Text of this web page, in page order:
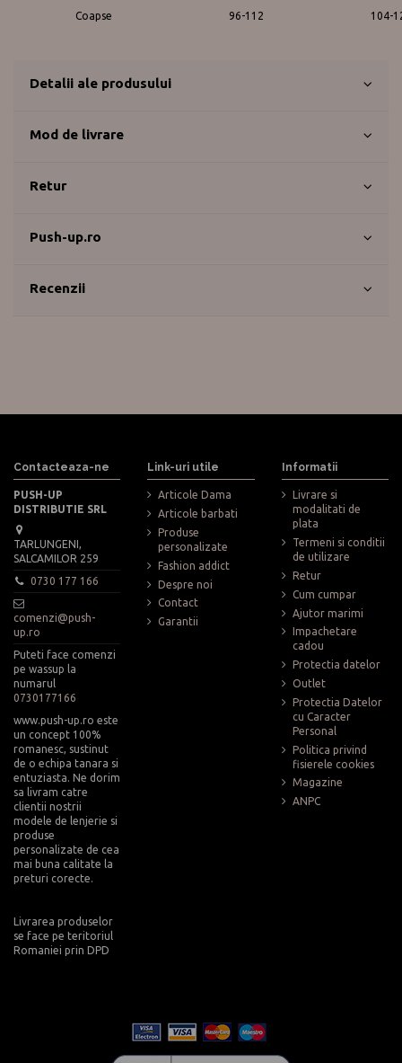
Coapse 96-112 104-
Detalii ale produsului
Mod de livrare
Retur
Push-up.ro
Recenzii
Contacteaza-ne
PUSH-UP
DISTRIBUTIE SRL
TARLUNGENI,
SALCAMILOR 259
0730 177 166
comenzi@push-
up.ro
Puteti face comenzi
pe wassup la
numarul
0730177166
www.push-up.ro este
un concept 100%
romanesc, sustinut
de o echipa tanara si
entuziasta. Ne dorim
sa livram catre
clientii nostrii
modele de lenjerie si
produse
personalizate de cea
mai buna calitate la
preturi corecte.
Livrarea produselor
se face pe teritoriul
Romaniei prin DPD
Link-uri utile
Articole Dama
Articole barbati
Produse
personalizate
Fashion addict
Despre noi
Contact
Garantii
Informatii
Livrare si
modalitati de
plata
Termeni si conditii
de utilizare
Retur
Cum cumpar
Ajutor marimi
Impachetare
cadou
Protectia datelor
Outlet
Protectia Datelor
cu Caracter
Personal
Politica privind
fisierele cookies
Magazine
ANPC